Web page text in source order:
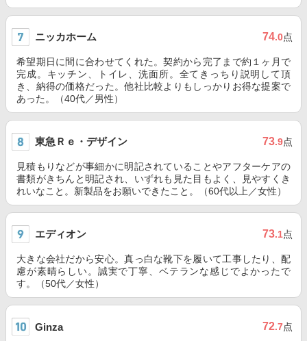
ニッカホーム 74.0点
希望期日に間に合わせてくれた。契約から完了まで約１ヶ月で
完成。キッチン、トイレ、洗面所。全てきっちり説明して頂
き、納得の価格だった。他社比較よりもしっかりお得な提案で
あった。（40代／男性）
東急Ｒｅ・デザイン 73.9点
見積もりなどが事細かに明記されていることやアフターケアの
書類がきちんと明記され、いずれも見た目もよく、見やすくき
れいなこと。新製品をお願いできたこと。（60代以上／女性）
エディオン 73.1点
大きな会社だから安心。真っ白な靴下を履いて工事したり、配
慮が素晴らしい。誠実で丁寧、ベテランな感じでよかったで
す。（50代／女性）
Ginza 72.7点